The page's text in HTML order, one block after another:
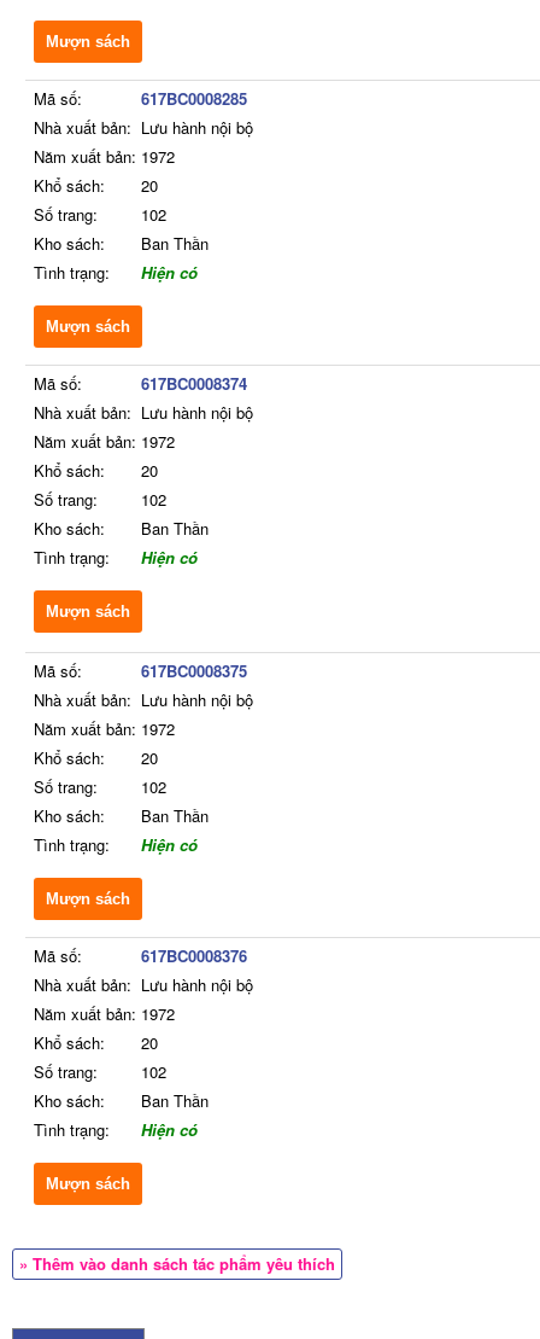
Mượn sách
Mã số:
617BC0008285
Nhà xuất bản: Lưu hành nội bộ
Năm xuất bản: 1972
Khổ sách:
20
Số trang:
102
Kho sách:
Ban Thần
Tình trạng:
Hiện có
Mượn sách
Mã số:
617BC0008374
Nhà xuất bản: Lưu hành nội bộ
Năm xuất bản: 1972
Khổ sách:
20
Số trang:
102
Kho sách:
Ban Thần
Tình trạng:
Hiện có
Mượn sách
Mã số:
617BC0008375
Nhà xuất bản: Lưu hành nội bộ
Năm xuất bản: 1972
Khổ sách:
20
Số trang:
102
Kho sách:
Ban Thần
Tình trạng:
Hiện có
Mượn sách
Mã số:
617BC0008376
Nhà xuất bản: Lưu hành nội bộ
Năm xuất bản: 1972
Khổ sách:
20
Số trang:
102
Kho sách:
Ban Thần
Tình trạng:
Hiện có
Mượn sách
» Thêm vào danh sách tác phẩm yêu thích